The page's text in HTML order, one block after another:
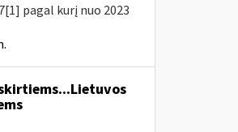
pagal kurį nuo 2023